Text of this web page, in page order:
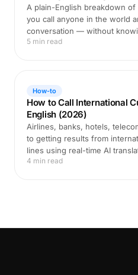
A plain-English breakdown
you call anyone in the world
conversation — without
5 min read
How-to
How to Call International
English (2026)
Airlines, banks, hotels,
to getting results from
lines using real-time AI
4 min read